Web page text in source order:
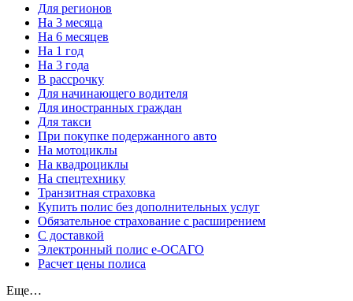
Для регионов
На 3 месяца
На 6 месяцев
На 1 год
На 3 года
В рассрочку
Для начинающего водителя
Для иностранных граждан
Для такси
При покупке подержанного авто
На мотоциклы
На квадроциклы
На спецтехнику
Транзитная страховка
Купить полис без дополнительных услуг
Обязательное страхование с расширением
С доставкой
Электронный полис е-ОСАГО
Расчет цены полиса
Еще…